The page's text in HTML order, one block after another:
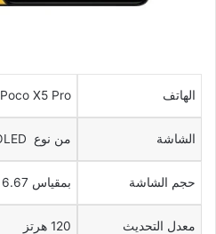
الهاتف Poco X5 Pro
الشاشة من نوع AMOLED بدقة +FHD
حجم الشاشة بمقياس 6.67 بوصة
معدل التحديث 120 هرتز